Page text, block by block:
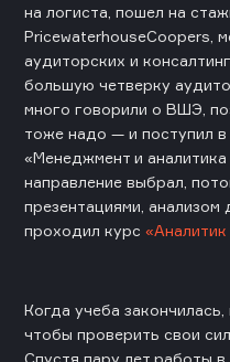
на логиста, пошел на
PricewaterhouseCoopers,
аудиторских и
большую четверку
много говорили о ВШЭ,
тоже надо — и поступил в
«Менеджмент и
направление выбрал,
презентациями, анализом
проходил курс
Когда учеба
чтобы проверить свои
Спустя пару лет работы